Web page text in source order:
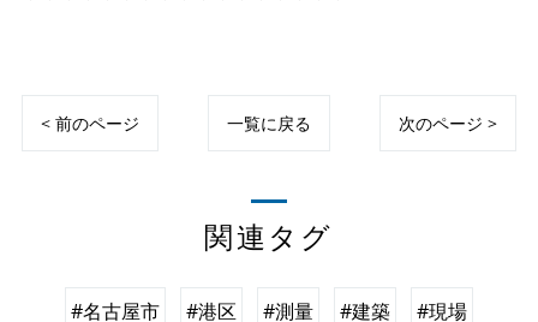
< 前のページ 一覧に戻る 次のページ >
関連タグ
#名古屋市 #港区 #測量 #建築 #現場